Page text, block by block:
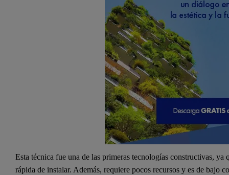
Esta técnica fue una de las primeras tecnologías constructivas, ya
rápida de instalar. Además, requiere pocos recursos y es de bajo